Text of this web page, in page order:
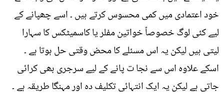
خود اعتمادی میں کمی محسوس کرتے ہیں ۔ اسے چھپانے کے
لیے کئی لوگ خصوصاً خواتین مفلر یا کاسمیٹکس کا سہارا
لیتی ہیں لیکن یہ اس مسئلے کا محض وقتی حل ہوتا ہے ۔
اسکے علاوہ اس سے نجا ت پانے کے لیے سرجری بھی کرائی
جاتی ہے لیکن یہ ایک انتہائی تکلیف دہ اور مہنگا طریقہ ہے ۔